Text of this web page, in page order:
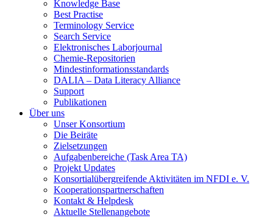
Knowledge Base
Best Practise
Terminology Service
Search Service
Elektronisches Laborjournal
Chemie-Repositorien
Mindestinformationsstandards
DALIA – Data Literacy Alliance
Support
Publikationen
Über uns
Unser Konsortium
Die Beiräte
Zielsetzungen
Aufgabenbereiche (Task Area TA)
Projekt Updates
Konsortialübergreifende Aktivitäten im NFDI e. V.
Kooperationspartnerschaften
Kontakt & Helpdesk
Aktuelle Stellenangebote